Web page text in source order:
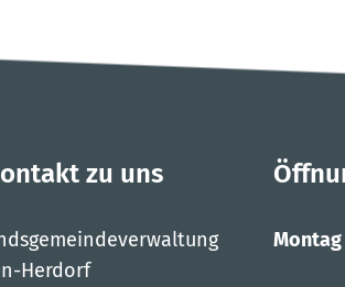
zu uns
Herdorf
Montag